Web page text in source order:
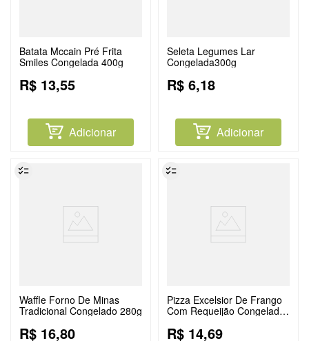
Batata Mccain Pré Frita
Smiles Congelada 400g
R$ 13,55
Adicionar
Seleta Legumes Lar
Congelada300g
R$ 6,18
Adicionar
Waffle Forno De Minas
Tradicional Congelado 280g
R$ 16,80
Pizza Excelsior De Frango
Com Requeijão Congelada
R$ 14,69